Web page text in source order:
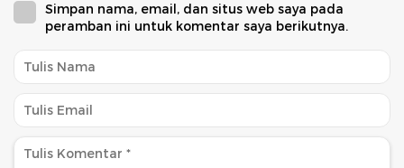
Simpan nama, email, dan situs web saya pada
peramban ini untuk komentar saya berikutnya.